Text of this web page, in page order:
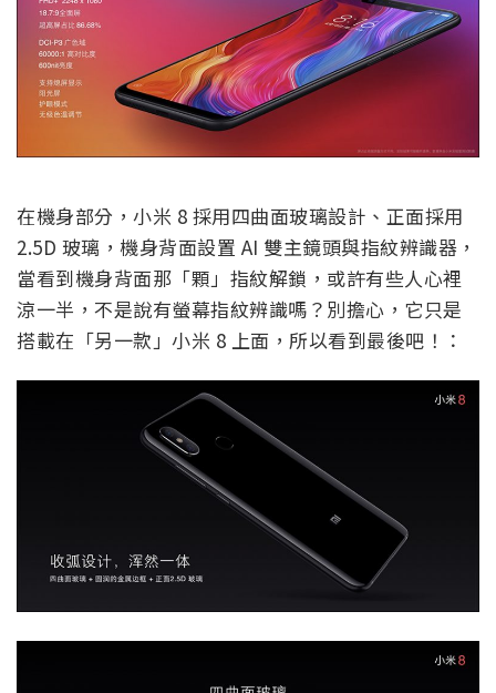
在機身部分，小米 8 採用四曲面玻璃設計、正面採用
2.5D 玻璃，機身背面設置 AI 雙主鏡頭與指紋辨識器，
當看到機身背面那「顆」指紋解鎖，或許有些人心裡
涼一半，不是說有螢幕指紋辨識嗎？別擔心，它只是
搭載在「另一款」小米 8 上面，所以看到最後吧！：